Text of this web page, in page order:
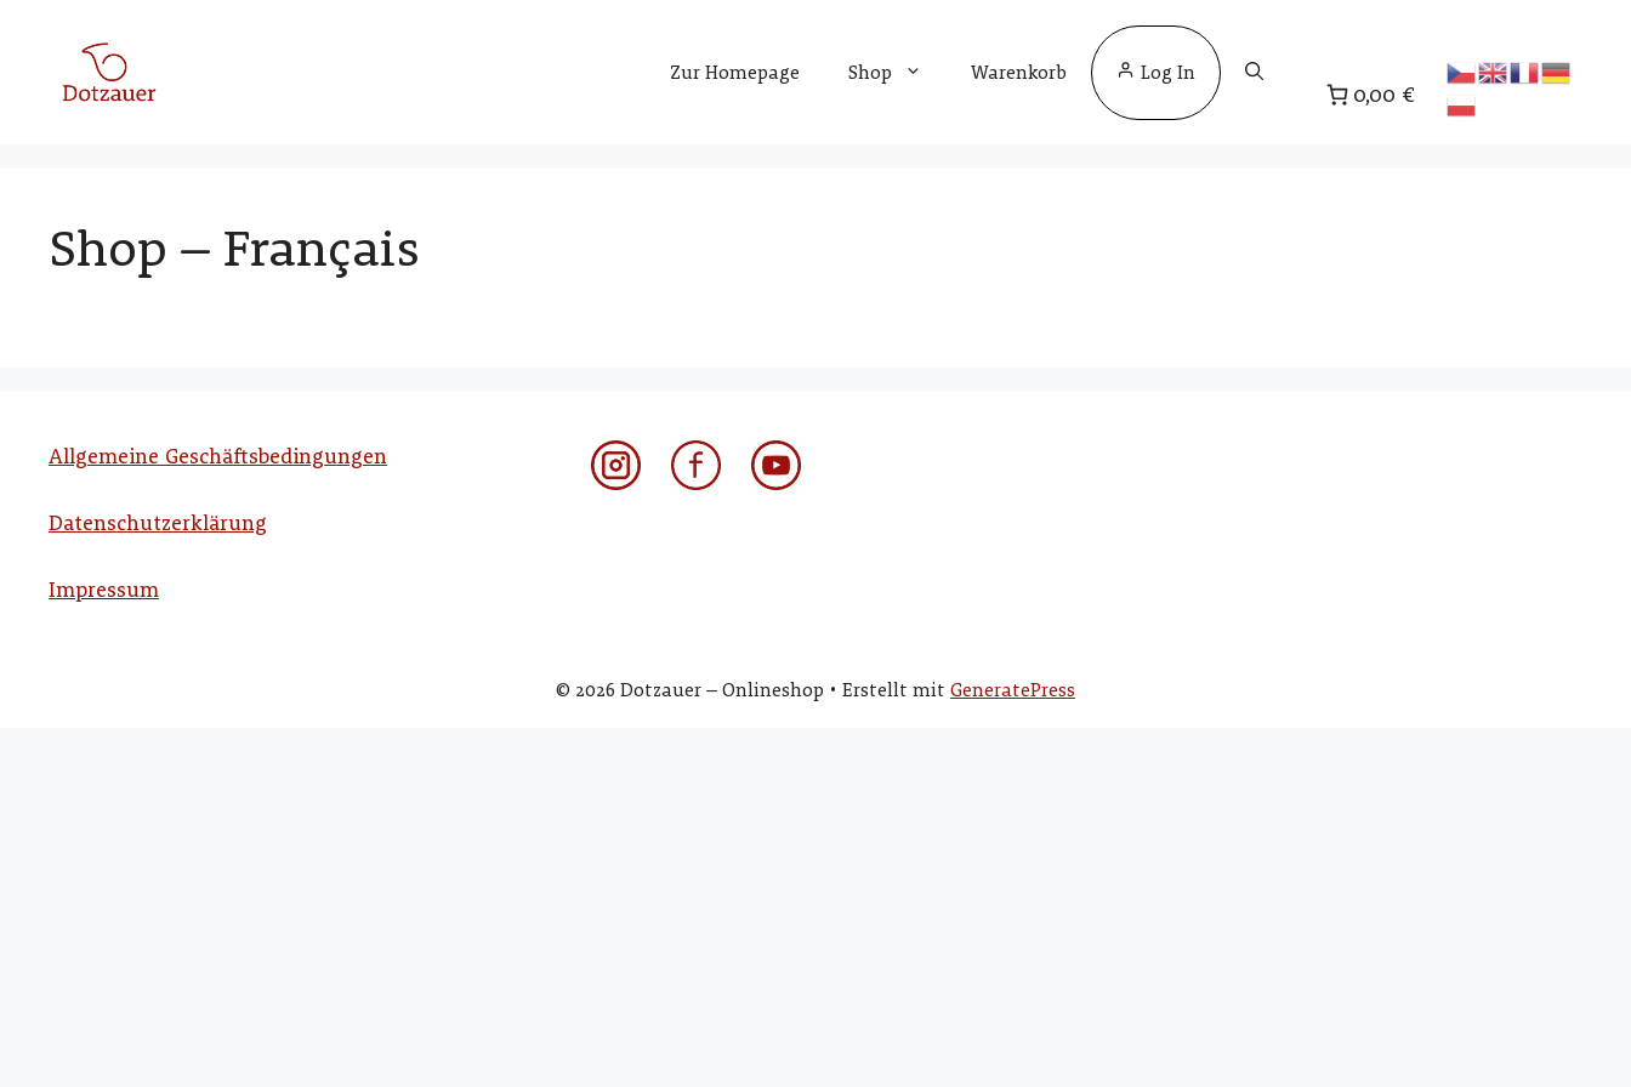
Zur Homepage Shop Warenkorb Log In
0,00 €
Shop – Français
Allgemeine Geschäftsbedingungen
Datenschutzerklärung
Impressum
© 2026 Dotzauer – Onlineshop • Erstellt mit GeneratePress